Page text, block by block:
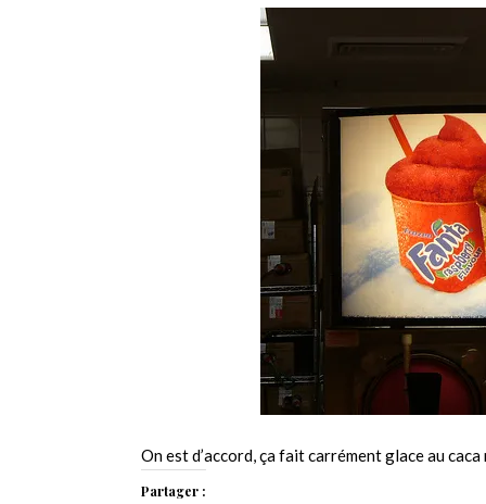
On est d’accord, ça fait carrément glace au caca
Partager :